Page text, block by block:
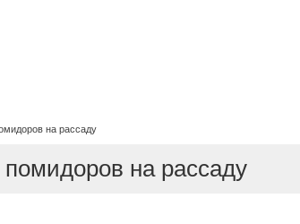
на рассаду
на рассаду